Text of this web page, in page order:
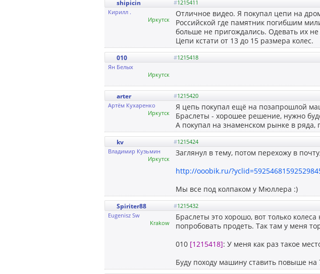
shipicin #1215411
Кирилл .
Иркутск
Отличное видео. Я покупал цепи на
Российской где памятник погибшим
больше не пригождались. Одевать их
Цепи кстати от 13 до 15 размера колес.
010 #1215418
Ян Белых
Иркутск
arter #1215420
Артём Кухаренко
Иркутск
Я цепь покупал ещё на позапрошлой
Браслеты - хорошее решение, нужно
А покупал на знаменском рынке в ряда,
kv #1215424
Владимир Кузьмин
Иркутск
Заглянул в тему, потом перехожу в
http://ooobik.ru/
Мы все под колпаком у Мюллера :)
Spiriter88 #1215432
Eugenisz Sw
Krakow
Браслеты это хорошо, вот только
попробовать продеть. Так там у меня
010 [1215418]: У меня как раз такое
Буду походу машину ставить повыше